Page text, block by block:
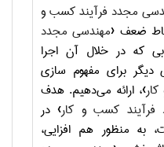
مجدد فرآیند کسب و
ضعف ‹مهندسی مجدد
که در خلال آن اجرا
برای مفهوم سازی
›، ارائه می‌دهیم. هدف
کسب و کار› در
به منظور هم افزایی،